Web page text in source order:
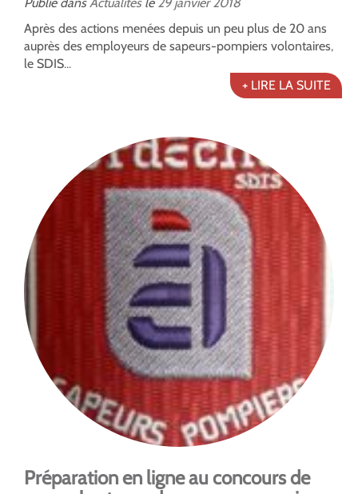
Après des actions menées depuis un peu plus de 20 ans
auprès des employeurs de sapeurs-pompiers volontaires,
le SDIS...
+ LIRE LA SUITE
Préparation en ligne au concours de